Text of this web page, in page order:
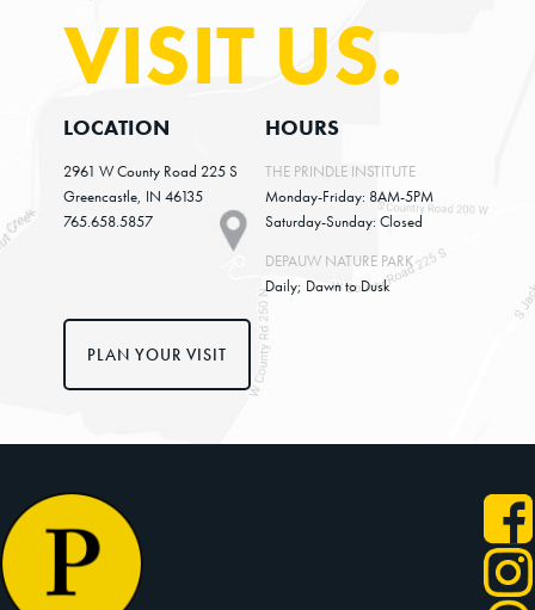
VISIT US.
LOCATION
2961 W County Road 225 S
Greencastle, IN 46135
765.658.5857
PLAN YOUR VISIT
HOURS
THE PRINDLE INSTITUTE
Monday-Friday: 8AM-5PM
Saturday-Sunday: Closed
DEPAUW NATURE PARK
Daily; Dawn to Dusk